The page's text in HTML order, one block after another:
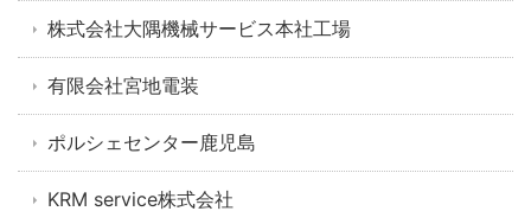
株式会社大隅機械サービス本社工場
有限会社宮地電装
ポルシェセンター鹿児島
KRM service株式会社